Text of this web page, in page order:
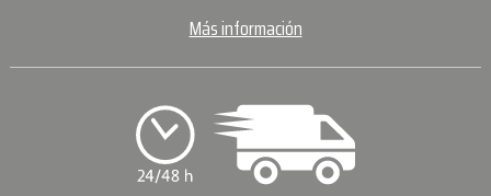
Más información